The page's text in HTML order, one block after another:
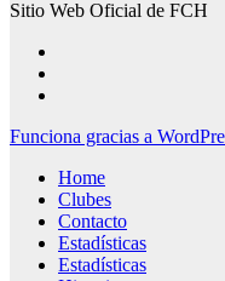
Sitio Web Oficial de FCH
Funciona gracias a
Home
Clubes
Contacto
Estadísticas
Estadísticas